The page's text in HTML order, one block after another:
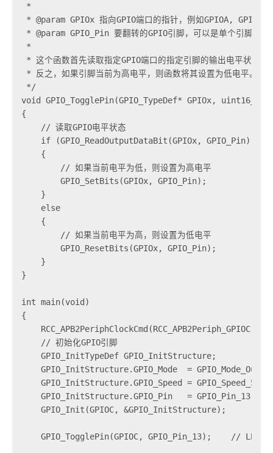
*
* @param GPIOx 指向GPIO端口的指针，例如GPIOA, GPIOB等
* @param GPIO_Pin 要翻转的GPIO引脚，可以是单个引脚如
*
* 这个函数首先读取指定GPIO端口的指定引脚的输出电平状态
* 反之，如果引脚当前为高电平，则函数将其设置为低电平。这
*/
void GPIO_TogglePin(GPIO_TypeDef* GPIOx, uint16_t
{
    // 读取GPIO电平状态
if (GPIO_ReadOutputDataBit(GPIOx, GPIO_Pin) ==
    {
        // 如果当前电平为低，则设置为高电平
        GPIO_SetBits(GPIOx, GPIO_Pin);
    }
    else
    {
        // 如果当前电平为高，则设置为低电平
        GPIO_ResetBits(GPIOx, GPIO_Pin);
    }
}
int main(void)
{
RCC_APB2PeriphClockCmd(RCC_APB2Periph_GPIOC,
    // 初始化GPIO引脚
GPIO_InitTypeDef GPIO_InitStructure;
GPIO_InitStructure.GPIO_Mode  =
GPIO_InitStructure.GPIO_Speed =
GPIO_InitStructure.GPIO_Pin   = GPIO_Pin_13;
GPIO_Init(GPIOC, &GPIO_InitStructure);
GPIO_TogglePin(GPIOC, GPIO_Pin_13);    // LED闪